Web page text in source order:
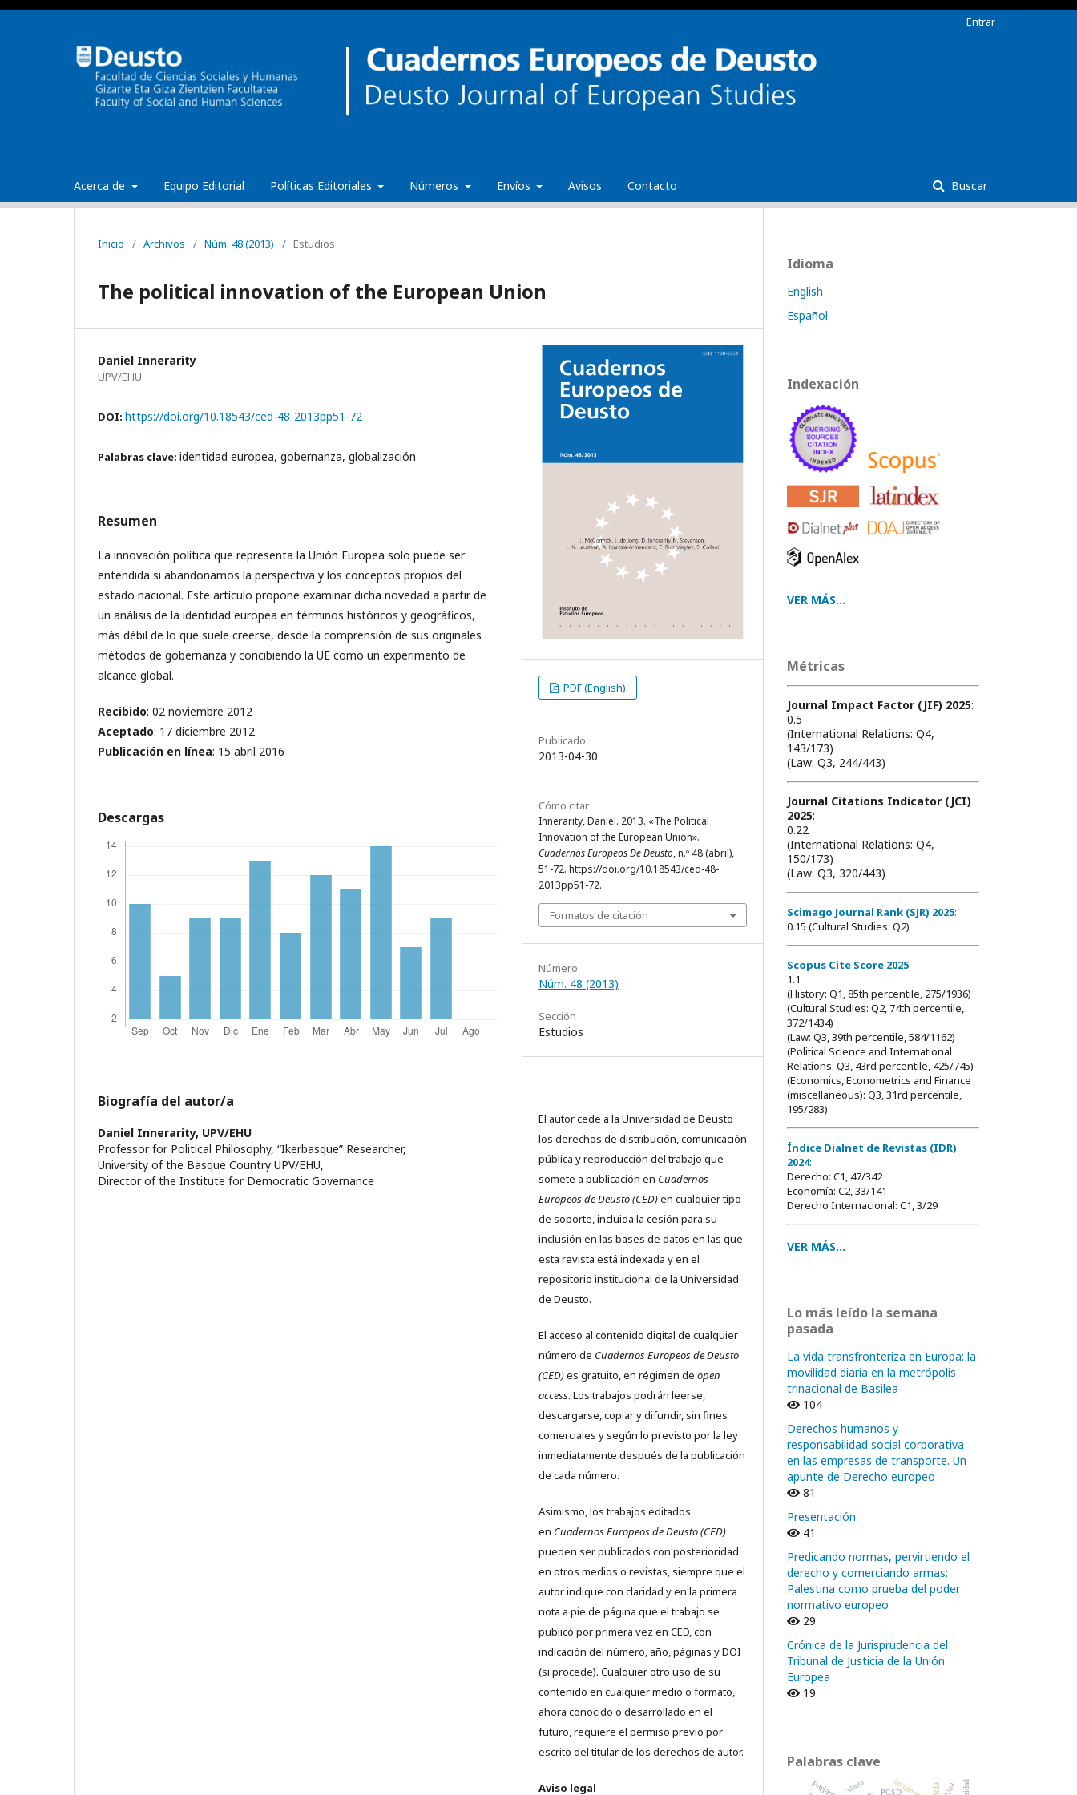
Acerca de Equipo Editorial Políticas Editoriales Números Envíos Avisos Contacto Buscar
Entrar
Inicio / Archivos / Núm. 48 (2013) / Estudios
The political innovation of the European Union
Daniel Innerarity
UPV/EHU
DOI: https://doi.org/10.18543/ced-48-2013pp51-72
Palabras clave: identidad europea, gobernanza, globalización
Resumen
La innovación política que representa la Unión Europea solo puede ser
entendida si abandonamos la perspectiva y los conceptos propios del
estado nacional. Este artículo propone examinar dicha novedad a partir de
un análisis de la identidad europea en términos históricos y geográficos,
más débil de lo que suele creerse, desde la comprensión de sus originales
métodos de gobernanza y concibiendo la UE como un experimento de
alcance global.
Recibido: 02 noviembre 2012
Aceptado: 17 diciembre 2012
Publicación en línea: 15 abril 2016
Descargas
Biografía del autor/a
Daniel Innerarity, UPV/EHU
Professor for Political Philosophy, “Ikerbasque” Researcher,
University of the Basque Country UPV/EHU,
Director of the Institute for Democratic Governance
PDF (English)
Publicado
2013-04-30
Cómo citar
Innerarity, Daniel. 2013. «The Political
Innovation of the European Union».
Cuadernos Europeos De Deusto, n.º 48 (abril),
51-72. https://doi.org/10.18543/ced-48-
2013pp51-72.
Formatos de citación
Número
Núm. 48 (2013)
Sección
Estudios
El autor cede a la Universidad de Deusto
los derechos de distribución, comunicación
pública y reproducción del trabajo que
somete a publicación en Cuadernos
Europeos de Deusto (CED)en cualquier tipo
de soporte, incluida la cesión para su
inclusión en las bases de datos en las que
esta revista está indexada y en el
repositorio institucional de la Universidad
de Deusto.
El acceso al contenido digital de cualquier
número de Cuadernos Europeos de Deusto
(CED)es gratuito, en régimen de open
access. Los trabajos podrán leerse,
descargarse, copiar y difundir, sin fines
comerciales y según lo previsto por la ley
inmediatamente después de la publicación
de cada número.
Asimismo, los trabajos editados
en Cuadernos Europeos de Deusto (CED)
pueden ser publicados con posterioridad
en otros medios o revistas, siempre que el
autor indique con claridad y en la primera
nota a pie de página que el trabajo se
publicó por primera vez en CED, con
indicación del número, año, páginas y DOI
(si procede). Cualquier otro uso de su
contenido en cualquier medio o formato,
ahora conocido o desarrollado en el
futuro, requiere el permiso previo por
escrito del titular de los derechos de autor.
Aviso legal
Idioma
English
Español
Indexación
VER MÁS...
Métricas
Journal Impact Factor (JIF) 2025:
0.5
(International Relations: Q4,
143/173)
(Law: Q3, 244/443)
Journal Citations Indicator (JCI)
2025:
0.22
(International Relations: Q4,
150/173)
(Law: Q3, 320/443)
Scimago Journal Rank (SJR) 2025:
0.15 (Cultural Studies: Q2)
Scopus Cite Score 2025:
1.1
(History: Q1, 85th percentile, 275/1936)
(Cultural Studies: Q2, 74th percentile,
372/1434)
(Law: Q3, 39th percentile, 584/1162)
(Political Science and International
Relations: Q3, 43rd percentile, 425/745)
(Economics, Econometrics and Finance
(miscellaneous): Q3, 31rd percentile,
195/283)
Índice Dialnet de Revistas (IDR)
2024:
Derecho: C1, 47/342
Economía: C2, 33/141
Derecho Internacional: C1, 3/29
VER MÁS...
Lo más leído la semana
pasada
La vida transfronteriza en Europa: la
movilidad diaria en la metrópolis
trinacional de Basilea
104
Derechos humanos y
responsabilidad social corporativa
en las empresas de transporte. Un
apunte de Derecho europeo
81
Presentación
41
Predicando normas, pervirtiendo el
derecho y comerciando armas:
Palestina como prueba del poder
normativo europeo
29
Crónica de la Jurisprudencia del
Tribunal de Justicia de la Unión
Europea
19
Palabras clave
PCSD
cultura imaginario